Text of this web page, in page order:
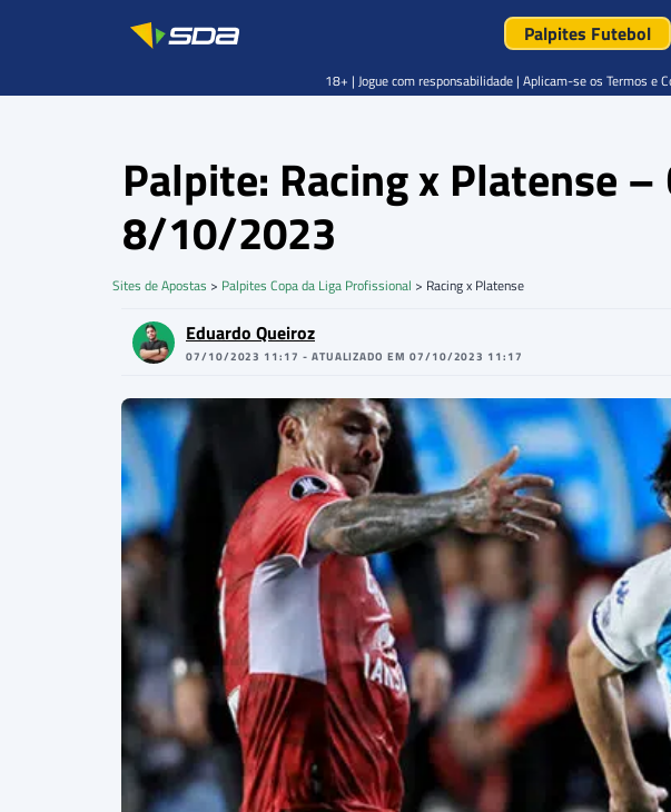
Palpites Futebol
Palpite: Racing x Platense
8/10/2023
Sites de Apostas > Palpites Copa da Liga Profissional > Racing x Platense
Eduardo Queiroz
07/10/2023 11:17 - ATUALIZADO EM 07/10/2023 11:17
18+ | Jogue com responsabilidade | Aplicam-se os Termos e